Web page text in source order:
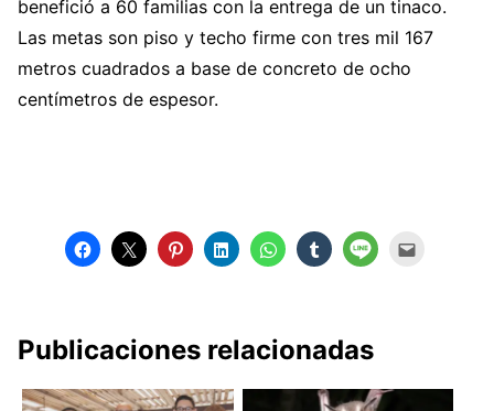
benefició a 60 familias con la entrega de un tinaco.
Las metas son piso y techo firme con tres mil 167
metros cuadrados a base de concreto de ocho
centímetros de espesor.
Publicaciones relacionadas